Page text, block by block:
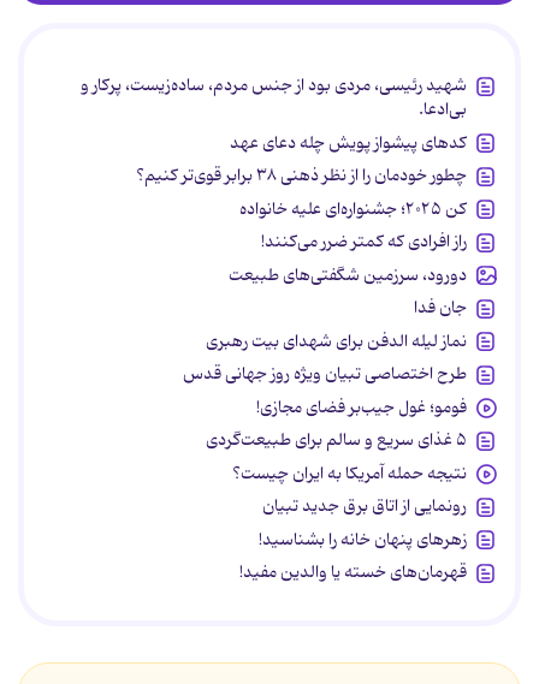
شهید رئیسی، مردی بود از جنس مردم، ساده‌زیست، پرکار و
بی‌ادعا.
کدهای پیشواز پویش چله دعای عهد
چطور خودمان را از نظر ذهنی ۳۸ برابر قوی‌تر کنیم؟
کن ۲۰۲۵؛ جشنواره‌ای علیه خانواده
راز افرادی که کمتر ضرر می‌کنند!
دورود، سرزمین شگفتی‌های طبیعت
جان فدا
نماز لیله الدفن برای شهدای بیت رهبری
طرح اختصاصی تبیان ویژه روز جهانی قدس
فومو؛ غول جیب‌بر فضای مجازی!
۵ غذای سریع و سالم برای طبیعت‌گردی
نتیجه حمله آمریکا به ایران چیست؟
رونمایی از اتاق برق جدید تبیان
زهرهای پنهان خانه را بشناسید!
قهرمان‌های خسته یا والدین مفید!